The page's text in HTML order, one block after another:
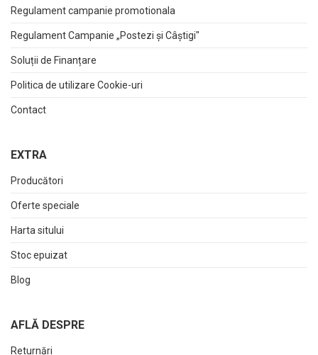
Regulament campanie promotionala
Regulament Campanie „Postezi și Câștigi"
Soluții de Finanțare
Politica de utilizare Cookie-uri
Contact
EXTRA
Producători
Oferte speciale
Harta sitului
Stoc epuizat
Blog
AFLĂ DESPRE
Returnări